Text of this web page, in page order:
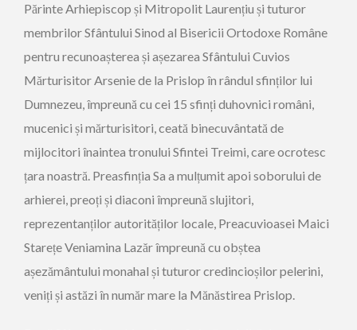
Părinte Arhiepiscop și Mitropolit Laurențiu și tuturor
membrilor Sfântului Sinod al Bisericii Ortodoxe Române
pentru recunoașterea și așezarea Sfântului Cuvios
Mărturisitor Arsenie de la Prislop în rândul sfinților lui
Dumnezeu, împreună cu cei 15 sfinți duhovnici români,
mucenici și mărturisitori, ceată binecuvântată de
mijlocitori înaintea tronului Sfintei Treimi, care ocrotesc
țara noastră. Preasfinția Sa a mulțumit apoi soborului de
arhierei, preoți și diaconi împreună slujitori,
reprezentanților autorităților locale, Preacuvioasei Maici
Starețe Veniamina Lazăr împreună cu obștea
așezământului monahal și tuturor credincioșilor pelerini,
veniți și astăzi în număr mare la Mănăstirea Prislop.